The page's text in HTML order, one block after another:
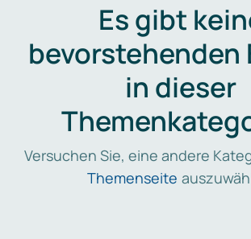
Es gibt
bevorstehenden
in dieser
Versuchen Sie, eine andere
Themenseite